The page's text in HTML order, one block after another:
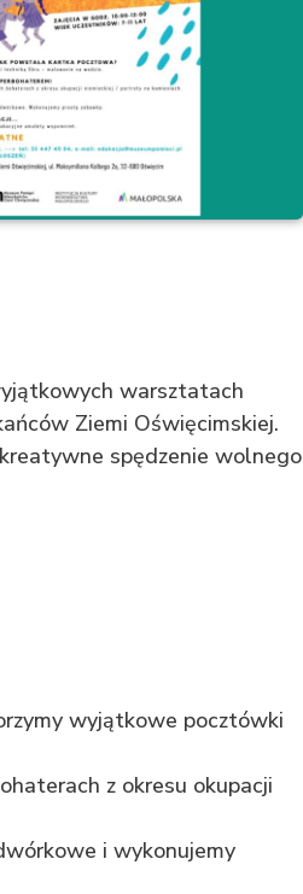
warsztatach
Ziemi Oświęcimskiej.
spędzenie wolnego
wyjątkowe pocztówki
z okresu okupacji
i wykonujemy